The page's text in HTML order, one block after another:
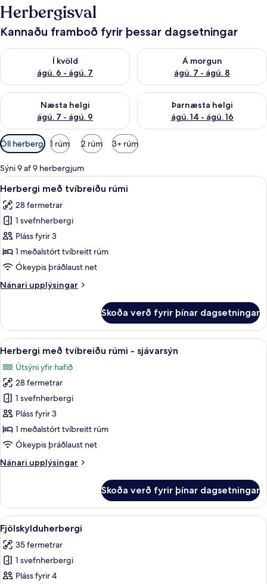
Herbergisval
Kannaðu framboð fyrir þessar dagsetningar
Í kvöld
ágú. 6 - ágú. 7
Athuga framboð í kvöld ágú. 6 - ágú. 7
Á morgun
ágú. 7 - ágú. 8
Athuga framboð á morgun
Næsta helgi
ágú. 7 - ágú. 9
Athuga framboð næstu helgi ágú. 7 - ágú. 9
Þarnæsta helgi
ágú. 14 - ágú. 16
Athuga framboð þarnæstu
Síur
í
boði
fyrir
herbergi
Öll herbergi 1 rúm 2 rúm 3+ rúm
Sýni 9 af 9 herbergjum
Skoða
allar
myndir
fyrir
Herbergi
með
tvíbreiðu
Míníbar, myrkratjöld/-gardínur,
9
Herbergi með tvíbreiðu rúmi
28 fermetrar
1 svefnherbergi
Pláss fyrir 3
1 meðalstórt tvíbreitt rúm
Ókeypis þráðlaust net
Nánari upplýsingar
Nánari
með
tvíbreiðu
rúmi
Skoða verð fyrir þínar dagsetningar
Skoða
allar
myndir
fyrir
Herbergi
með
tvíbreiðu
rúmi
sjávarsýn
Herbergi með tvíbreiðu rúmi -
16
Herbergi með tvíbreiðu rúmi - sjávarsýn
Útsýni yfir hafið
28 fermetrar
1 svefnherbergi
Pláss fyrir 3
1 meðalstórt tvíbreitt rúm
Ókeypis þráðlaust net
Nánari upplýsingar
Nánari
með
tvíbreiðu
rúmi
sjávarsýn
Skoða verð fyrir þínar dagsetningar
Skoða
allar
myndir
fyrir
Fjölskylduherbergi
Míníbar, myrkratjöld/-gardínur,
5
Fjölskylduherbergi
35 fermetrar
1 svefnherbergi
Pláss fyrir 4